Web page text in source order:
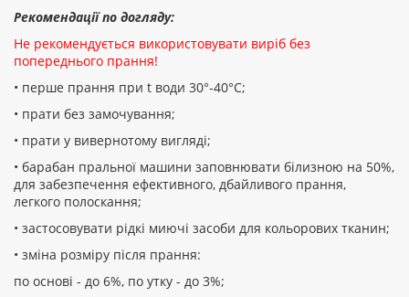
Рекомендації по догляду:
Не рекомендується використовувати виріб без
попереднього прання!
• перше прання при t води 30°-40°C;
• прати без замочування;
• прати у вивернотому вигляді;
• барабан пральної машини заповнювати білизною на 50%,
для забезпечення ефективного, дбайливого прання,
легкого полоскання;
• застосовувати рідкі миючі засоби для кольорових тканин;
• зміна розміру після прання:
по основі - до 6%, по утку - до 3%;